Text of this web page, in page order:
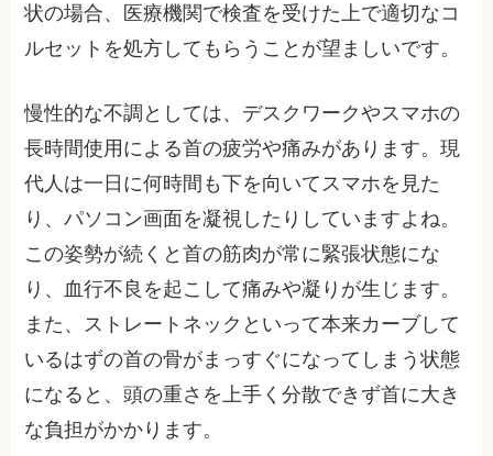
状の場合、医療機関で検査を受けた上で適切なコ
ルセットを処方してもらうことが望ましいです。
慢性的な不調としては、デスクワークやスマホの
長時間使用による首の疲労や痛みがあります。現
代人は一日に何時間も下を向いてスマホを見た
り、パソコン画面を凝視したりしていますよね。
この姿勢が続くと首の筋肉が常に緊張状態にな
り、血行不良を起こして痛みや凝りが生じます。
また、ストレートネックといって本来カーブして
いるはずの首の骨がまっすぐになってしまう状態
になると、頭の重さを上手く分散できず首に大き
な負担がかかります。